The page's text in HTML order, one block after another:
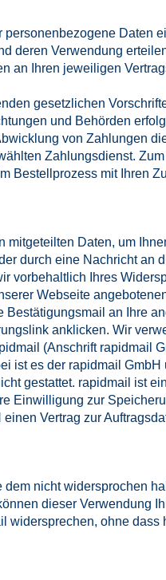
Daten
deren Verwendung
an Ihren jeweiligen
gesetzlichen
und Behörden
von Zahlungen
Zahlungsdienst.
Bestellprozess mit Ihren
Daten, um
durch eine Nachricht an
vorbehaltlich Ihres
Webseite
an Ihre
anklicken. Wir
(Anschrift rapidmail
ist es der rapidmail
gestattet. rapidmail ist
Einwilligung zur
Vertrag zur
nicht widersprochen
dieser Verwendung
ohne